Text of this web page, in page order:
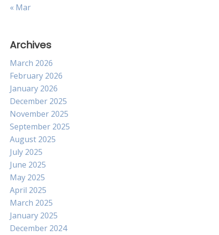
« Mar
Archives
March 2026
February 2026
January 2026
December 2025
November 2025
September 2025
August 2025
July 2025
June 2025
May 2025
April 2025
March 2025
January 2025
December 2024